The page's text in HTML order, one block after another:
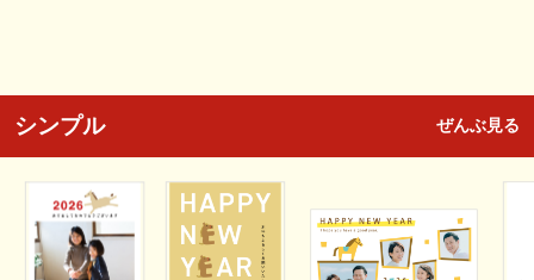
シンプル ぜんぶ見る